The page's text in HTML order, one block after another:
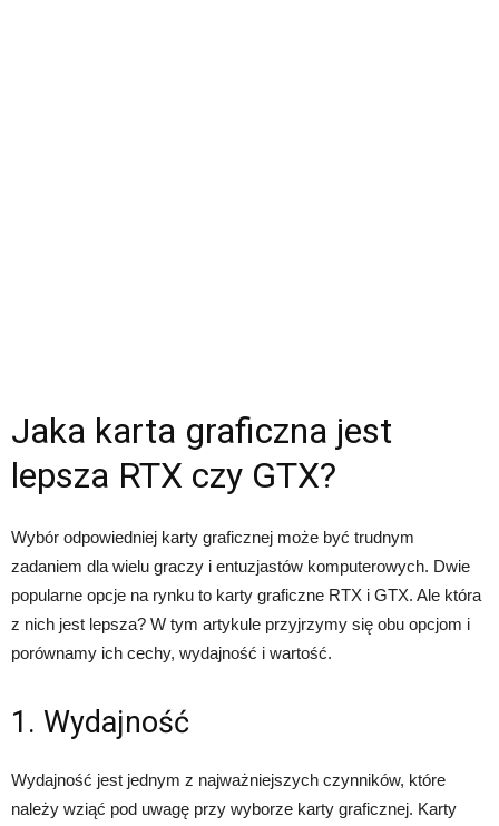
Jaka karta graficzna jest
lepsza RTX czy GTX?
Wybór odpowiedniej karty graficznej może być trudnym
zadaniem dla wielu graczy i entuzjastów komputerowych. Dwie
popularne opcje na rynku to karty graficzne RTX i GTX. Ale która
z nich jest lepsza? W tym artykule przyjrzymy się obu opcjom i
porównamy ich cechy, wydajność i wartość.
1. Wydajność
Wydajność jest jednym z najważniejszych czynników, które
należy wziąć pod uwagę przy wyborze karty graficznej. Karty